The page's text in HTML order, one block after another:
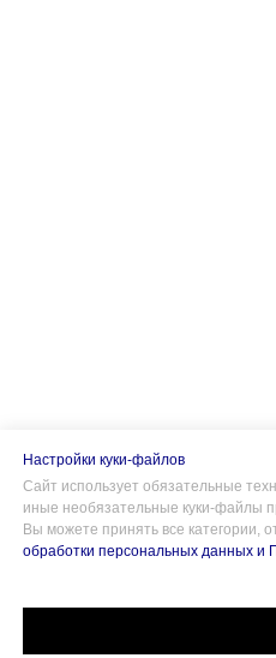
Настройки куки-файлов
Сайт использует обязательные
иные необязательные куки-файлы
Вы можете принять все категории,
обработки персональных данных и